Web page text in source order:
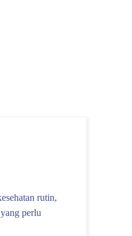
rutin,
perlu